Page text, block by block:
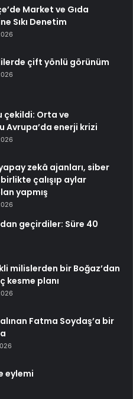
Market ve Gıda
Sıkı Denetim
çift yönlü görünüm
çekildi: Orta ve
Avrupa’da enerji krizi
yapay zekâ ajanları, siber
birlikte çalışıp aylar
yapmış
geçirdiler: Süre 40
milislerden bir Boğaz’dan
kesme planı
Fatma Soydaş’a bir
eylemi